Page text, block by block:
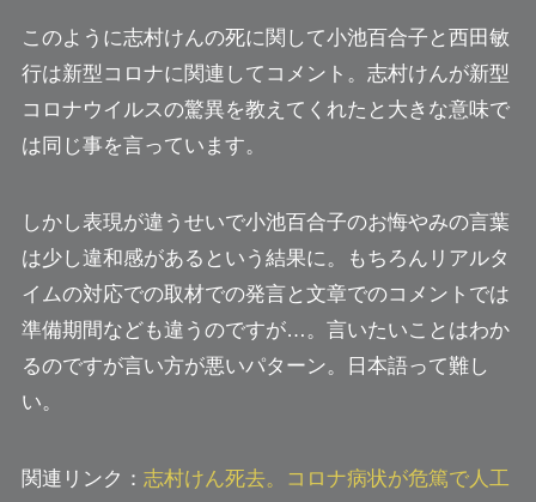
このように志村けんの死に関して小池百合子と西田敏
行は新型コロナに関連してコメント。 志村けんが新型
コロナウイルスの驚異を教えてくれた と大きな意味で
は同じ事を言っています。
しかし表現が違うせいで小池百合子のお悔やみの言葉
は少し違和感があるという結果に。もちろんリアルタ
イムの対応での取材での発言と文章でのコメントでは
準備期間なども違うのですが…。 言いたいことはわか
るのですが言い方が悪いパターン。日本語って難し
い。
関連リンク： 志村けん死去。コロナ病状が危篤で人工